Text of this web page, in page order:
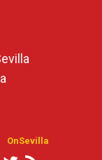
OnSevilla